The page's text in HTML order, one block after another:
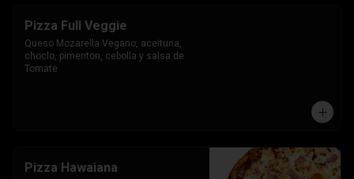
Pizza Full Veggie
Queso Mozarella Vegano, aceituna,
choclo, pimenton, cebolla y salsa de
Tomate
Pizza Hawaiana